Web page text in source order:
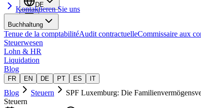
DE
Kontaktieren Sie uns
Buchhaltung
Tenue de la comptabilitéAudit contractuelleCommissaire aux
Steuerwesen
Lohn & HR
Liquidation
Blog
FR EN DE PT ES IT
Blog Steuern
SPF Luxemburg: Die
Steuern